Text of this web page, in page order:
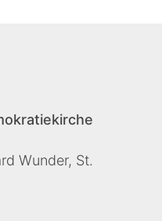
Wunder, St.